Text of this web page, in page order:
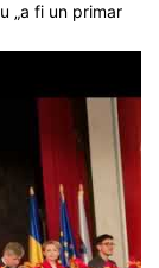
„a fi un primar